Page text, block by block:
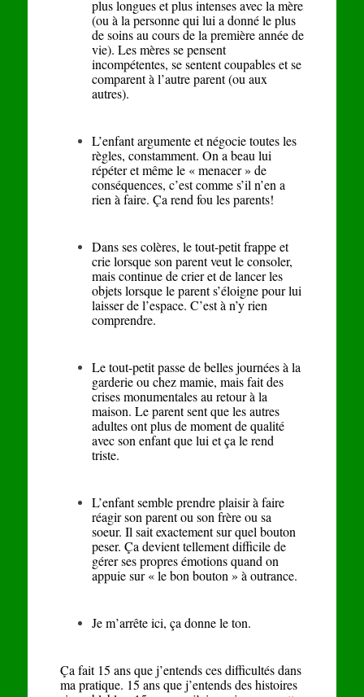
plus longues et plus intenses avec la mère
(ou à la personne qui lui a donné le plus
de soins au cours de la première année de
vie). Les mères se pensent
incompétentes, se sentent coupables et se
comparent à l’autre parent (ou aux
autres).
L’enfant argumente et négocie toutes les
règles, constamment. On a beau lui
répéter et même le « menacer » de
conséquences, c’est comme s’il n’en a
rien à faire. Ça rend fou les parents!
Dans ses colères, le tout-petit frappe et
crie lorsque son parent veut le consoler,
mais continue de crier et de lancer les
objets lorsque le parent s’éloigne pour lui
laisser de l’espace. C’est à n’y rien
comprendre.
Le tout-petit passe de belles journées à la
garderie ou chez mamie, mais fait des
crises monumentales au retour à la
maison. Le parent sent que les autres
adultes ont plus de moment de qualité
avec son enfant que lui et ça le rend
triste.
L’enfant semble prendre plaisir à faire
réagir son parent ou son frère ou sa
soeur. Il sait exactement sur quel bouton
peser. Ça devient tellement difficile de
gérer ses propres émotions quand on
appuie sur « le bon bouton » à outrance.
Je m’arrête ici, ça donne le ton.
Ça fait 15 ans que j’entends ces difficultés dans
ma pratique. 15 ans que j’entends des histoires